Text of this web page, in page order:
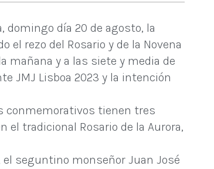
domingo día 20 de agosto, la
rezo del Rosario y de la Novena
mañana y a las siete y media de
JMJ Lisboa 2023 y la intención
conmemorativos tienen tres
tradicional Rosario de la Aurora,
el seguntino monseñor Juan José